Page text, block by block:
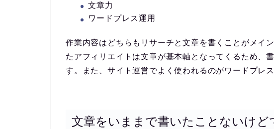
文章力
ワードプレス運用
作業内容はどちらもリサーチと文章を書くことがメイ
たアフィリエイトは文章が基本軸となってくるため、
す。また、サイト運営でよく使われるのがワードプレ
文章をいままで書いたことないけど